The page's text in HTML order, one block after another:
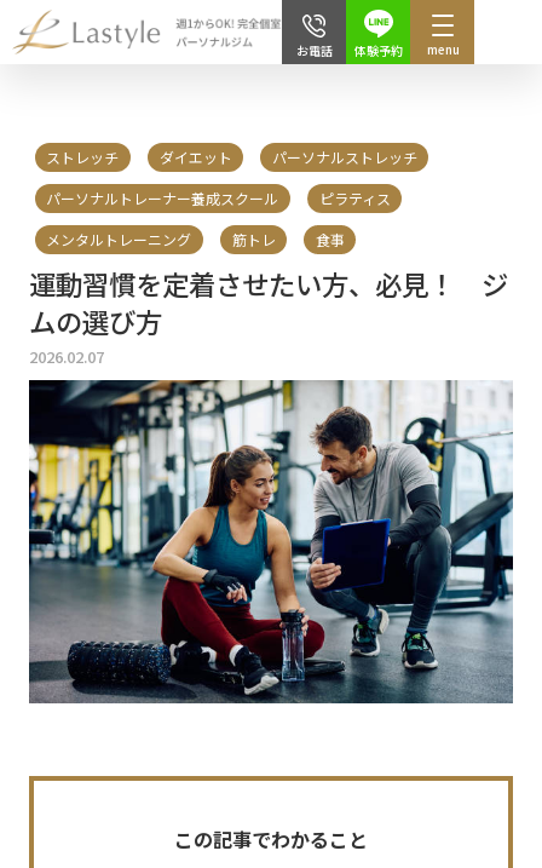
お電話 体験予約 menu
ストレッチ ダイエット
パーソナルストレッチ
パーソナルトレーナー養成スクール
ピラティス
メンタルトレーニング
筋トレ 食事
運動習慣を定着させたい方、必見！ ジ
ムの選び方
2026.02.07
この記事でわかること